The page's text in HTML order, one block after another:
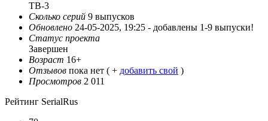
ТВ-3
Сколько серий 9 выпусков
Обновлено 24-05-2025, 19:25 - добавлены 1-9 выпуски!
Статус проекта
Завершен
Возраст 16+
Отзывов пока нет ( + добавить свой )
Просмотров 2 011
Рейтинг SerialRus